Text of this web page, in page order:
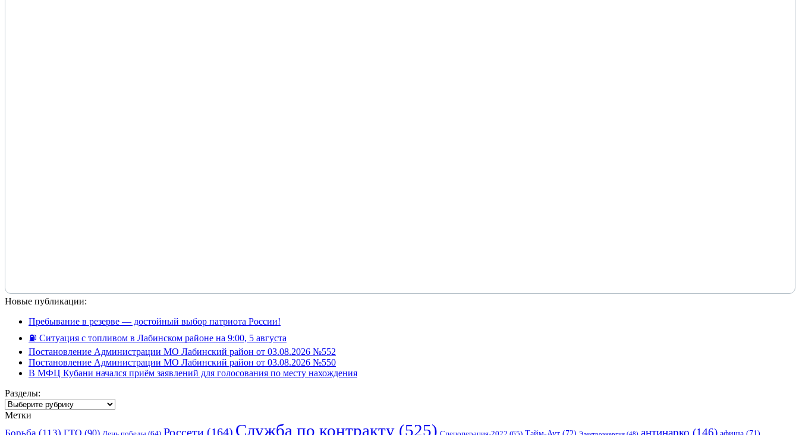
Новые публикации:
Пребывание в резерве — достойный выбор патриота России!
⛽️ Ситуация с топливом в Лабинском районе на 9:00, 5 августа
Постановление Администрации МО Лабинский район от 03.08.2026 №552
Постановление Администрации МО Лабинский район от 03.08.2026 №550
В МФЦ Кубани начался приём заявлений для голосования по месту нахождения
Разделы:
Разделы:
Метки
ГТО (90) Россети (164) Служба по контракту (525) антинарко (146)